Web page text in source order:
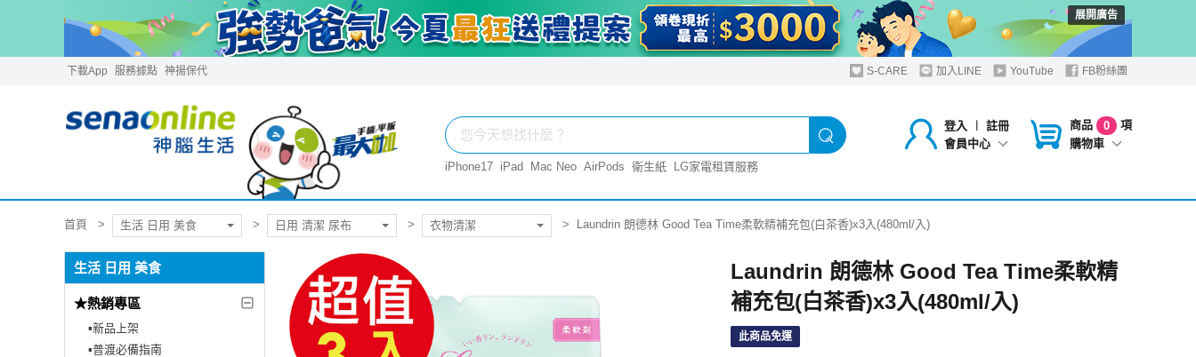
展開廣告
下載App 服務據點 神揚保代 S-CARE 加入LINE YouTube FB粉絲團
登入 ︱
註冊
會員中心
商品 0
項
購物車
iPhone17 iPad Mac Neo AirPods 衛生紙 LG家電租賃服務
首頁 生活 日用 美食 日用 清潔 尿布 衣物清潔 Laundrin 朗德林 Good Tea Time柔軟精補充包(白茶香)x3入(480ml/入)
生活 日用 美食
★熱銷專區
▪︎新品上架
▪︎普渡必備指南
Laundrin 朗德林 Good Tea Time柔軟精
補充包(白茶香)x3入(480ml/入)
此商品免運